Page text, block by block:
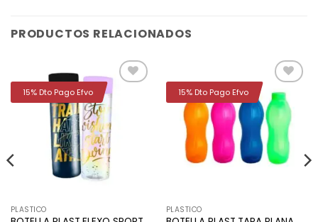
PRODUCTOS RELACIONADOS
PLASTICO
15% Dto Pago Efvo
Añadir
a la
lista de
deseos
PLASTICO
15% Dto Pago Efvo